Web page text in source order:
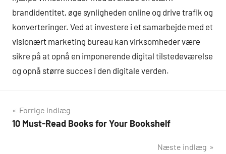
brandidentitet, øge synligheden online og drive trafik og
konverteringer. Ved at investere i et samarbejde med et
visionært marketing bureau kan virksomheder være
sikre på at opnå en imponerende digital tilstedeværelse
og opnå større succes i den digitale verden.
Indlægsnavigation
Forrige indlæg
10 Must-Read Books for Your Bookshelf
Næste indlæg